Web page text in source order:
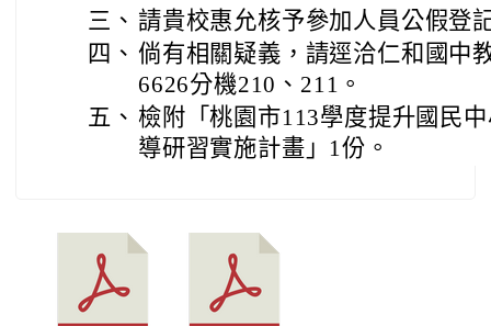
三、 請貴校惠允核予參加人員公假登
四、 倘有相關疑義，請逕洽仁和國中
6626分機210、211。
五、 檢附「桃園市113學度提升國民
導研習實施計畫」1份。